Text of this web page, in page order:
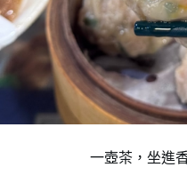
一壺茶，坐進